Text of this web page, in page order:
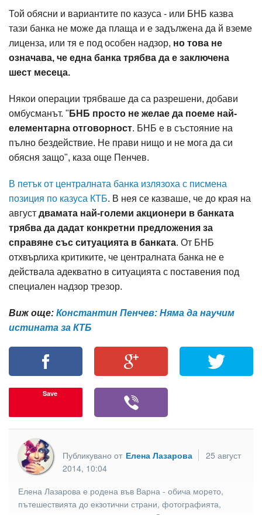
Той обясни и вариантите по казуса - или БНБ казва
тази банка не може да плаща и е задължена да й вземе
лиценза, или тя е под особен надзор, но това не
означава, че една банка трябва да е заключена
шест месеца.
Някои операции трябваше да са разрешени, добави
омбусманът. " БНБ просто не желае да поеме най-
елементарна отговорност. БНБ е в състояние на
пълно бездействие. Не прави нищо и не мога да си
обясня защо", каза още Пенчев.
В петък от централната банка излязоха с писмена
позиция по казуса КТБ. В нея се казваше, че до края на
август двамата най-големи акционери в банката
трябва да дадат конкретни предложения за
справяне със ситуацията в банката. От БНБ
отхвърлиха критиките, че централната банка не е
действала адекватно в ситуацията с поставения под
специален надзор трезор.
Виж още: Константин Пенчев: Няма да научим
истината за КТБ
Save
Публикувано от Елена Лазарова
25 август
2014, 10:04
Елена Лазарова е родена във Варна - обича морето,
пътешествията до екзотични страни, фотографията,